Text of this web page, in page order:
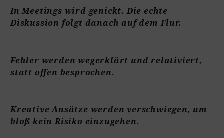
In Meetings wird genickt. Die echte
Diskussion folgt danach auf dem Flur.
Fehler werden wegerklärt und relativiert,
statt offen besprochen.
Kreative Ansätze werden verschwiegen, um
bloß kein Risiko einzugehen.